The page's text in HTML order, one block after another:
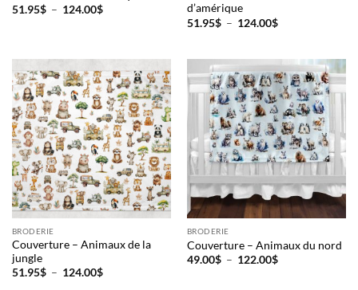
51.95$ – 124.00$Plage
124.00$
d’amérique
51.95$ – 124.00$Plage
à
124.00$
BRODERIE
Couverture – Animaux de la
jungle
51.95$ – 124.00$Plage
BRODERIE
Couverture – Animaux du nord
49.00$ – 122.00$Plage